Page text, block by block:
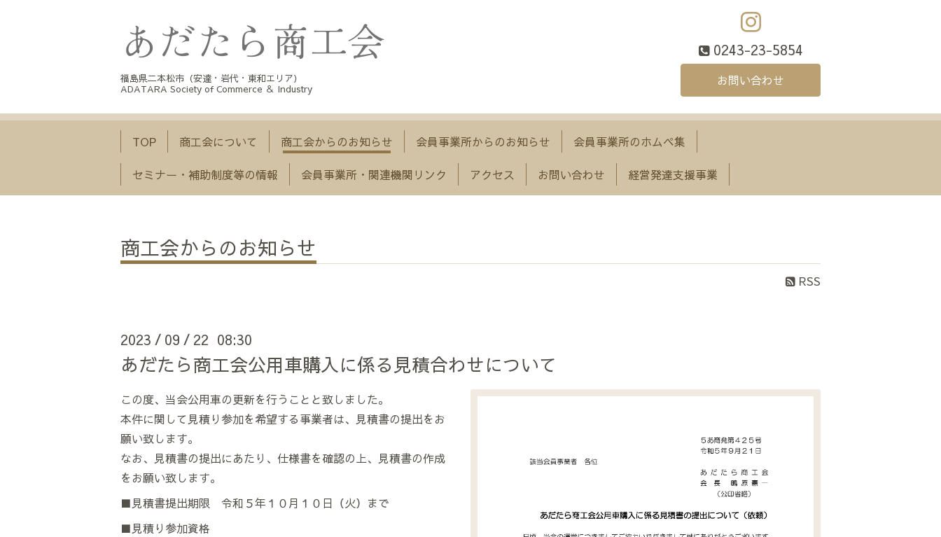
福島県二本松市（安達・岩代・東和エリア）
ADATARA Society of Commerce ＆ Industry
0243-23-5854
お問い合わせ
TOP 商工会について 商工会からのお知らせ 会員事業所からのお知らせ 会員事業所のホムペ集
セミナー・補助制度等の情報 会員事業所・関連機関リンク アクセス お問い合わせ 経営発達支援事業
商工会からのお知らせ
RSS
2023 / 09 / 22 08:30
あだたら商工会公用車購入に係る見積合わせについて
この度、当会公用車の更新を行うことと致しました。
本件に関して見積り参加を希望する事業者は、見積書の提出をお
願い致します。
なお、見積書の提出にあたり、仕様書を確認の上、見積書の作成
をお願い致します。
■見積書提出期限 令和５年１０月１０日（火）まで
■見積り参加資格